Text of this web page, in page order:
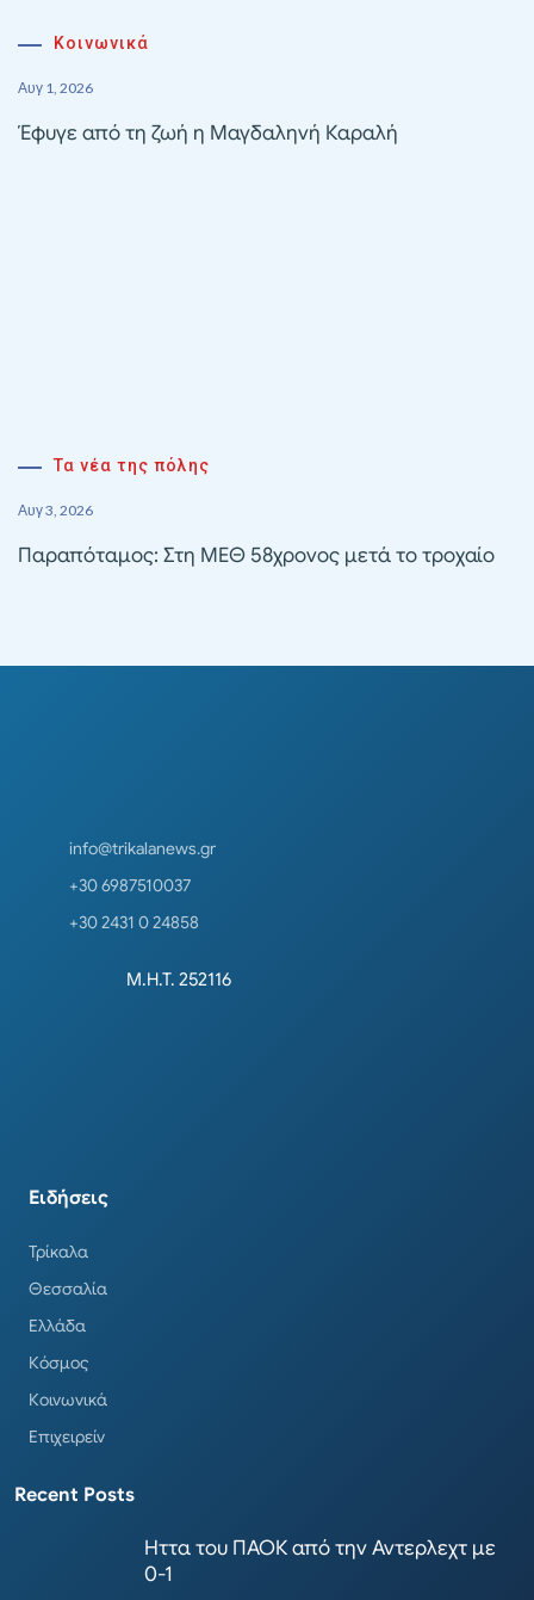
Κοινωνικά
Αυγ 1, 2026
Έφυγε από τη ζωή η Μαγδαληνή Καραλή
Τα νέα της πόλης
Αυγ 3, 2026
Παραπόταμος: Στη ΜΕΘ 58χρονος μετά το τροχαίο
info@trikalanews.gr
+30 6987510037
+30 2431 0 24858
Μ.Η.Τ. 252116
Ειδήσεις
Τρίκαλα
Θεσσαλία
Ελλάδα
Κόσμος
Κοινωνικά
Επιχειρείν
Recent Posts
Ηττα του ΠΑΟΚ από την Αντερλεχτ με
0-1